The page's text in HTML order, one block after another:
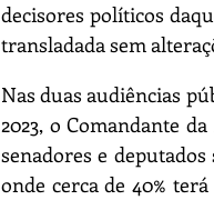
decisores políticos
transladada sem
Nas duas audiências
2023, o Comandante
senadores e
onde cerca de 40%